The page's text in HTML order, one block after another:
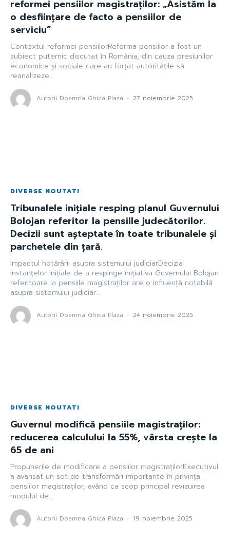
reformei pensiilor magistraților: „Asistăm la
o desființare de facto a pensiilor de
serviciu”
Contextul reformei pensiilorReforma pensiilor a fost un
subiect puternic discutat în România, din cauza presiunilor
economice și sociale care au forțat autoritățile să
reanalizeze...
Autorii Doamna Ghica Plaza - 27 noiembrie 2025
DIVERSE NOUTATI
Tribunalele inițiale resping planul Guvernului
Bolojan referitor la pensiile judecătorilor.
Decizii sunt așteptate în toate tribunalele și
parchetele din țară.
Impactul hotărârii asupra sistemului judiciarDecizia
instanțelor inițiale de a respinge inițiativa Guvernului Bolojan
referitoare la pensiile magistraților are o influență notabilă
asupra sistemului judiciar...
Autorii Doamna Ghica Plaza - 24 noiembrie 2025
DIVERSE NOUTATI
Guvernul modifică pensiile magistraților:
reducerea calculului la 55%, vârsta crește la
65 de ani
Propunerile de modificare a pensiilor magistrațilorExecutivul
a avansat un set de transformări importante în privința
pensiilor magistraților, având ca scop principal revizuirea
modului de...
Autorii Doamna Ghica Plaza - 19 noiembrie 2025